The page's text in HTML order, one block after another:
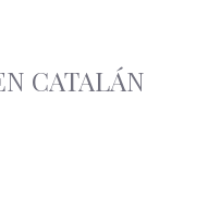
CATALÁN